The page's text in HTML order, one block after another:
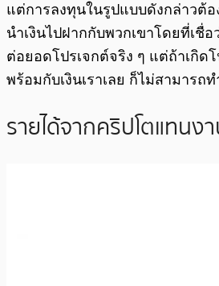
แต่การลงทุนในรูปแบบดังกล่าวต้อ
นำเงินไปฝากกับพวกเขาโดยที่เชื่อ
ต่อยอดโปรเจกต์จริง ๆ แต่ถ้าเกิด
พร้อมกับเงินเราเลย ก็ไม่สามารถ
รายได้จากคริปโตแทนง